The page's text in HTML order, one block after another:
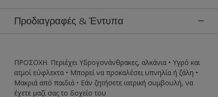
Προδιαγραφές & Έντυπα
ΠΡΟΣΟΧΗ. Περιέχει Υδρογονάνθρακες, αλκάνια • Υγρό και
ατµοί εύφλεκτα • Μπορεί να προκαλέσει υπνηλία ή ζάλη •
Mακριά από παιδιά • Εάν ζητήσετε ιατρική συµβουλή, να
έχετε µαζί σας το δοχείο του